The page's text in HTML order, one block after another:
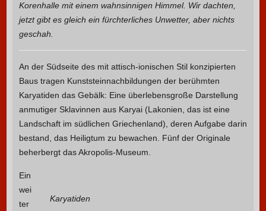
Korenhalle mit einem wahnsinnigen Himmel. Wir dachten,
jetzt gibt es gleich ein fürchterliches Unwetter, aber nichts
geschah.
An der Südseite des mit attisch-ionischen Stil konzipierten
Baus tragen Kunststeinnachbildungen der berühmten
Karyatiden das Gebälk: Eine überlebensgroße Darstellung
anmutiger Sklavinnen aus Karyai (Lakonien, das ist eine
Landschaft im südlichen Griechenland), deren Aufgabe darin
bestand, das Heiligtum zu bewachen. Fünf der Originale
beherbergt das Akropolis-Museum.
Karyatiden
Ein
wei
ter